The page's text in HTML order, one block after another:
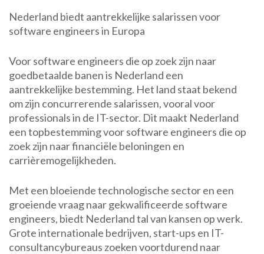
Nederland biedt aantrekkelijke salarissen voor
software engineers in Europa
Voor software engineers die op zoek zijn naar
goedbetaalde banen is Nederland een
aantrekkelijke bestemming. Het land staat bekend
om zijn concurrerende salarissen, vooral voor
professionals in de IT-sector. Dit maakt Nederland
een topbestemming voor software engineers die op
zoek zijn naar financiële beloningen en
carrièremogelijkheden.
Met een bloeiende technologische sector en een
groeiende vraag naar gekwalificeerde software
engineers, biedt Nederland tal van kansen op werk.
Grote internationale bedrijven, start-ups en IT-
consultancybureaus zoeken voortdurend naar